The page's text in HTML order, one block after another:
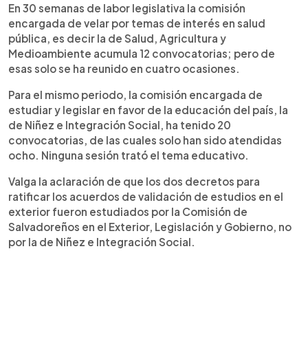
En 30 semanas de labor legislativa la comisión
encargada de velar por temas de interés en salud
pública, es decir la de Salud, Agricultura y
Medioambiente acumula 12 convocatorias; pero de
esas solo se ha reunido en cuatro ocasiones.
Para el mismo periodo, la comisión encargada de
estudiar y legislar en favor de la educación del país, la
de Niñez e Integración Social, ha tenido 20
convocatorias, de las cuales solo han sido atendidas
ocho. Ninguna sesión trató el tema educativo.
Valga la aclaración de que los dos decretos para
ratificar los acuerdos de validación de estudios en el
exterior fueron estudiados por la Comisión de
Salvadoreños en el Exterior, Legislación y Gobierno, no
por la de Niñez e Integración Social.